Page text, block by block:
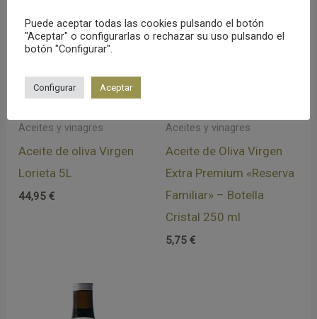
AGOTADO
Aceites y vinagres
Aceite de oliva Virgen
Lorieta 5L
44,95€
Aceites y vinagres
Aceite de Oliva Virgen
Extra Premium «Reserva
Familiar» – Botella
Cristal 250 ml
5,75 €
Puede aceptar todas las cookies pulsando el botón
"Aceptar" o configurarlas o rechazar su uso pulsando el
botón "Configurar".
Configurar Aceptar